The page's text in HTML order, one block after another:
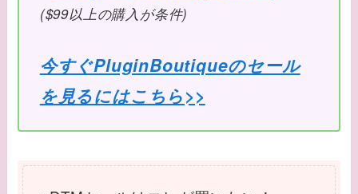
($99以上の購入が条件)
今すぐPluginBoutiqueのセール
を見るにはこちら>>